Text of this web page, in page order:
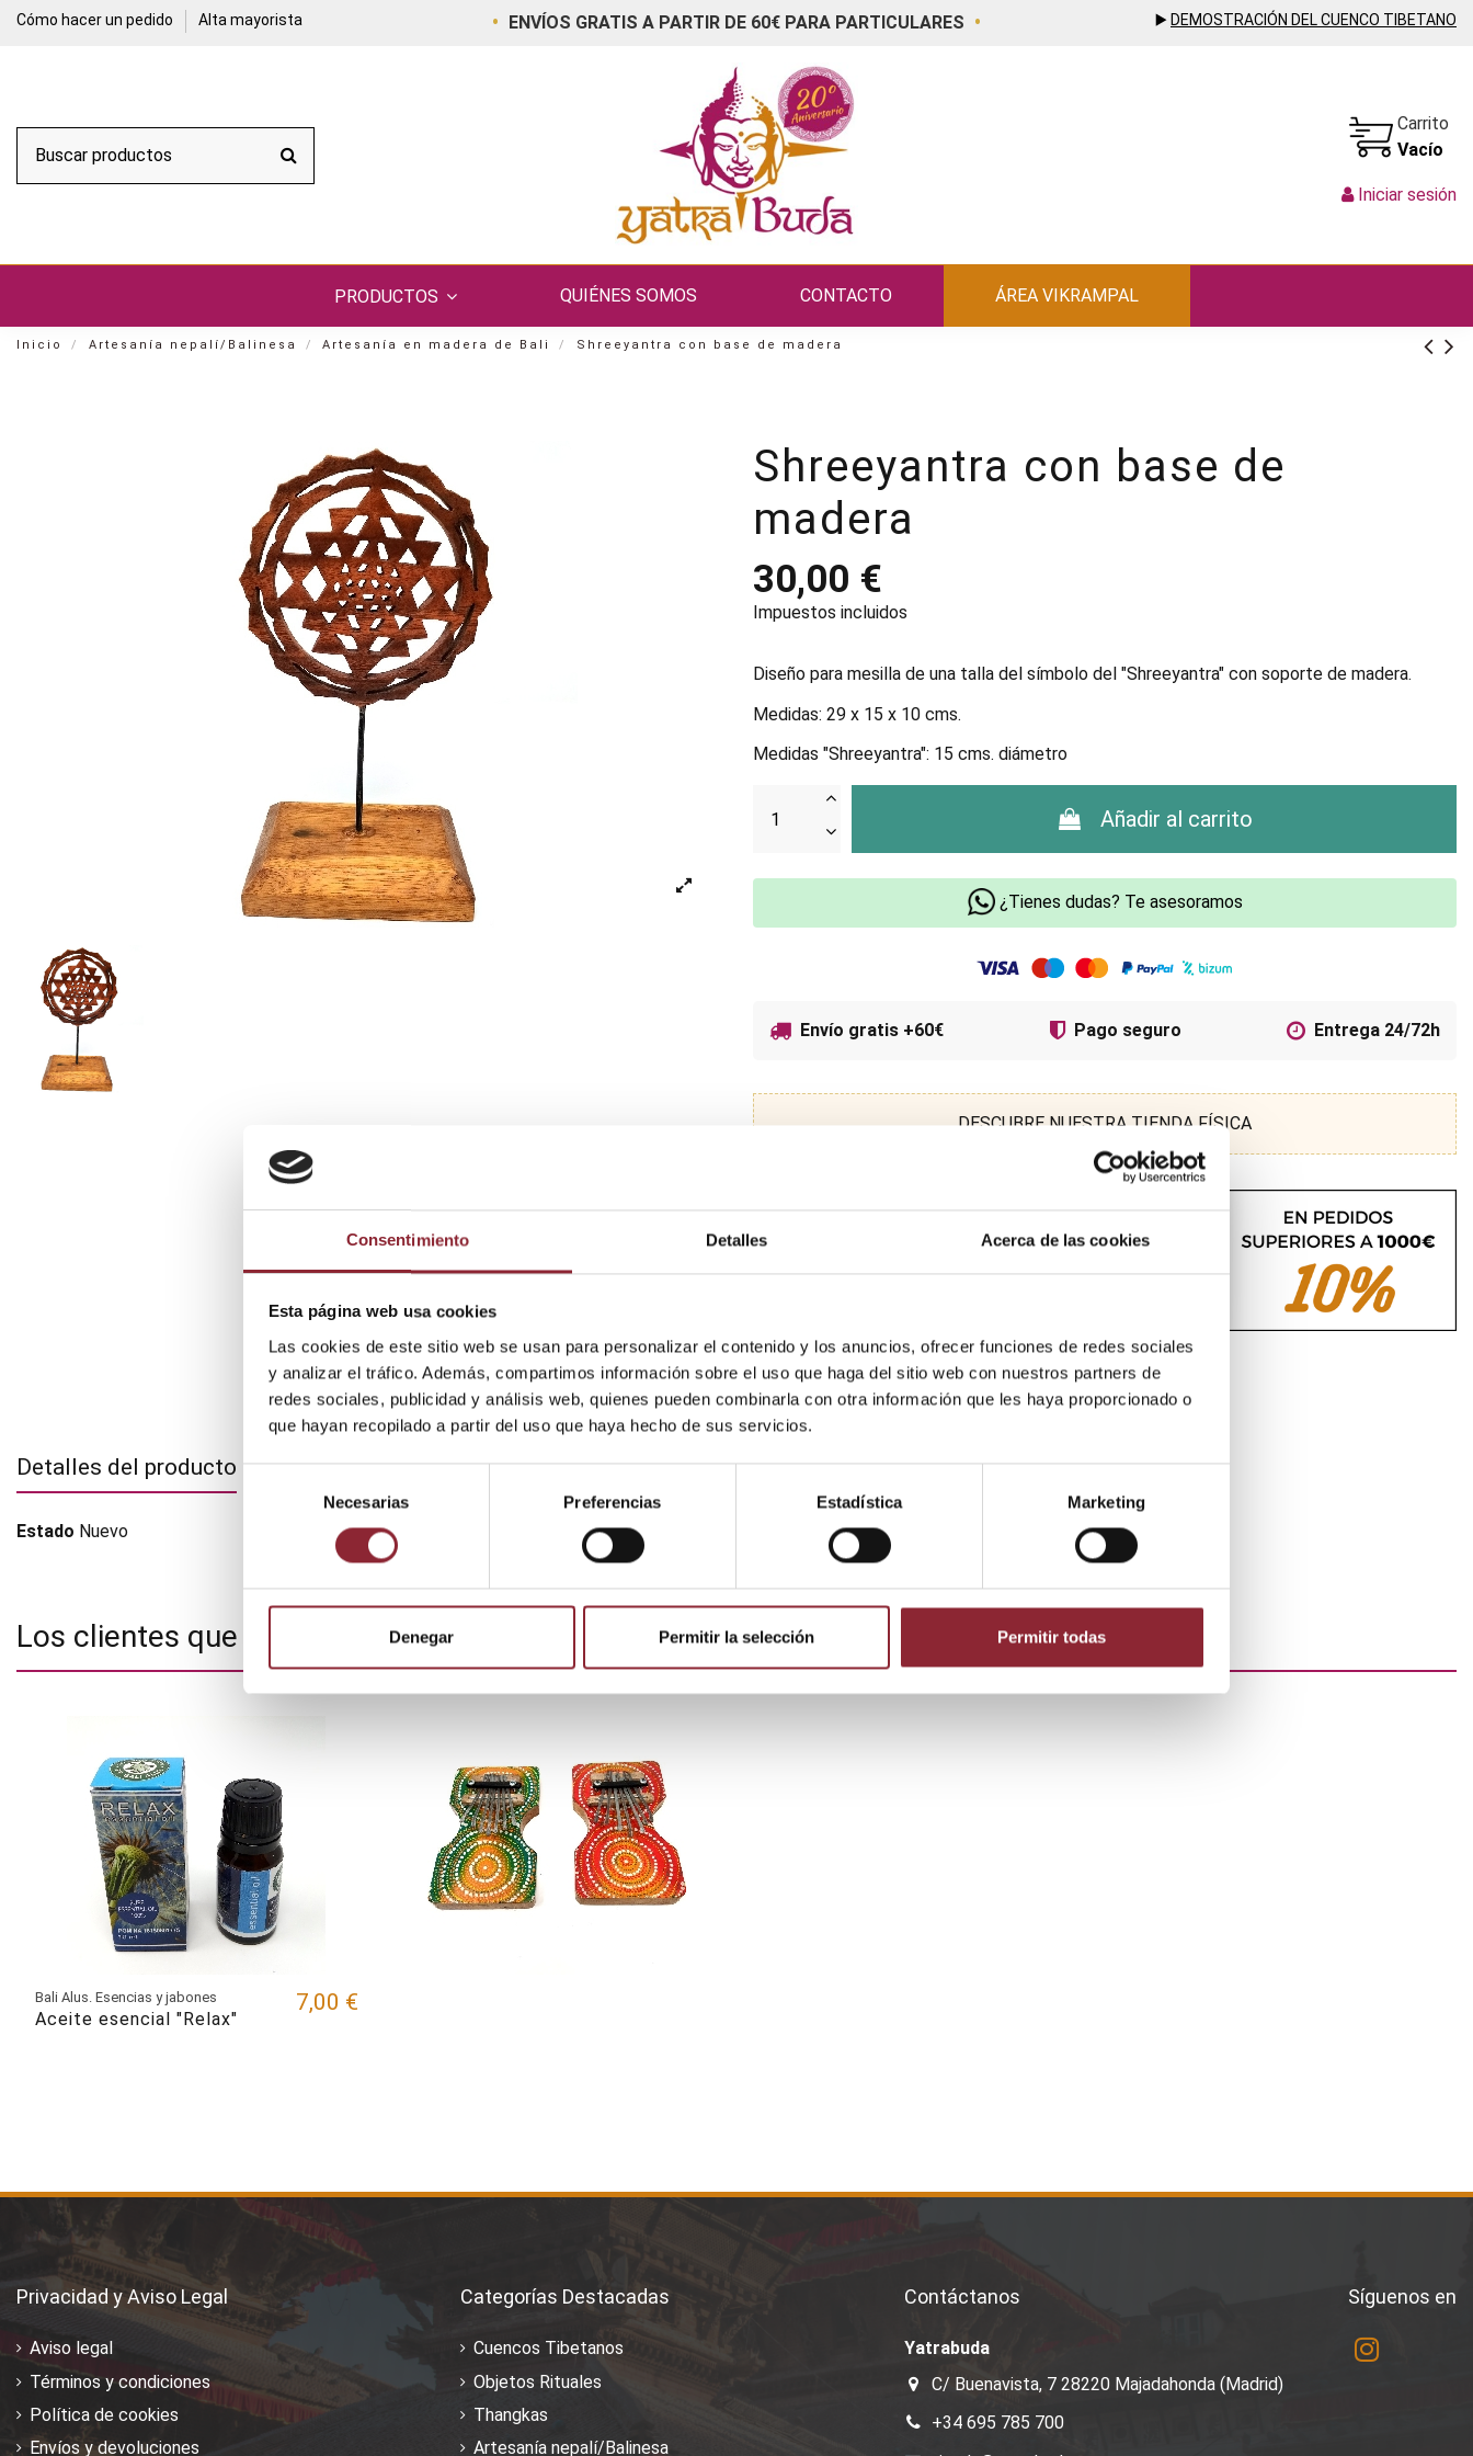
Consentimiento Detalles Acerca de las cookies
Esta página web usa cookies
Las cookies de este sitio web se usan para personalizar el contenido y los anuncios, ofrecer funciones de redes sociales
y analizar el tráfico. Además, compartimos información sobre el uso que haga del sitio web con nuestros partners de
redes sociales, publicidad y análisis web, quienes pueden combinarla con otra información que les haya proporcionado o
que hayan recopilado a partir del uso que haya hecho de sus servicios.
consentimiento
Necesarias Preferencias Estadística Marketing
Denegar Permitir la selección Permitir todas
Cómo hacer un pedido Alta mayorista • ENVÍOS GRATIS A PARTIR DE 60€ PARA PARTICULARES • ▶️ DEMOSTRACIÓN DEL CUENCO TIBETANO
Carrito
Vacío
Iniciar sesión
PRODUCTOS QUIÉNES SOMOS CONTACTO ÁREA VIKRAMPAL
Inicio Artesanía nepalí/Balinesa Artesanía en madera de Bali Shreeyantra con base de madera
Shreeyantra con base de
madera
30,00 €
Impuestos incluidos
Diseño para mesilla de una talla del símbolo del "Shreeyantra" con soporte de madera.
Medidas: 29 x 15 x 10 cms.
Medidas "Shreeyantra": 15 cms. diámetro
Añadir al carrito
¿Tienes dudas? Te asesoramos
Envío gratis +60€ Pago seguro Entrega 24/72h
DESCUBRE NUESTRA TIENDA FÍSICA
Detalles del producto
Estado Nuevo
Los clientes que adquirieron este producto también compraron:
Bali Alus. Esencias y jabones
Aceite esencial "Relax"
7,00 €
Privacidad y Aviso Legal
Aviso legal
Términos y condiciones
Política de cookies
Envíos y devoluciones
Categorías Destacadas
Cuencos Tibetanos
Objetos Rituales
Thangkas
Artesanía nepalí/Balinesa
Contáctanos
Yatrabuda
C/ Buenavista, 7 28220 Majadahonda (Madrid)
+34 695 785 700
Síguenos en